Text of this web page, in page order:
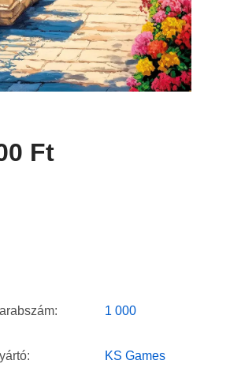
Ft
1 000
KS Games